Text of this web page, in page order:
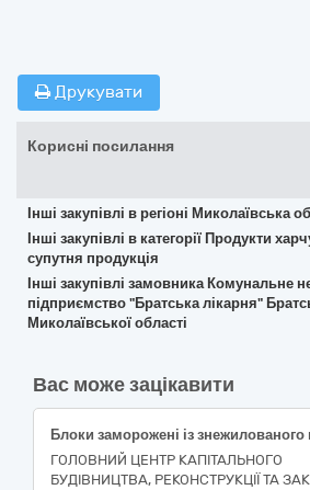
Друкувати
Корисні посилання
Інші закупівлі в регіоні Миколаївська
Інші закупівлі в категорії Продукти
супутня продукція
Інші закупівлі замовника Комунальне
підприємство "Братська лікарня"
Миколаївської області
Вас може зацікавити
ГОЛОВНИЙ ЦЕНТР КАПІТАЛЬНОГО
БУДІВНИЦТВА, РЕКОНСТРУКЦІЇ ТА